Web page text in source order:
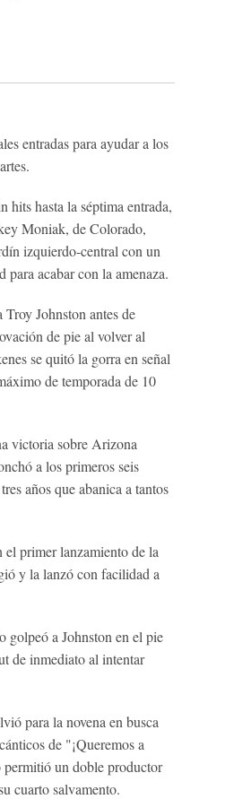
entradas para ayudar a los
hasta la séptima entrada,
Moniak, de Colorado,
izquierdo-central con un
acabar con la amenaza.
Johnston antes de
de pie al volver al
se quitó la gorra en señal
de temporada de 10
victoria sobre Arizona
a los primeros seis
años que abanica a tantos
primer lanzamiento de la
y la lanzó con facilidad a
golpeó a Johnston en el pie
de inmediato al intentar
para la novena en busca
de "¡Queremos a
un doble productor
cuarto salvamento.